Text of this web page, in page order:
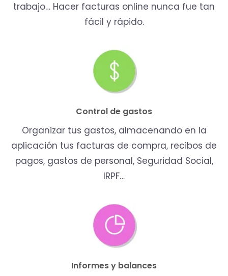
trabajo… Hacer facturas online nunca fue tan
fácil y rápido.
Control de gastos
Organizar tus gastos, almacenando en la
aplicación tus facturas de compra, recibos de
pagos, gastos de personal, Seguridad Social,
IRPF…
Informes y balances